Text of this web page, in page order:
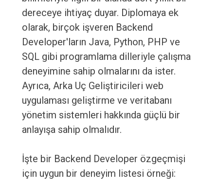
dereceye ihtiyaç duyar. Diplomaya ek
olarak, birçok işveren Backend
Developer'ların Java, Python, PHP ve
SQL gibi programlama dilleriyle çalışma
deneyimine sahip olmalarını da ister.
Ayrıca, Arka Uç Geliştiricileri web
uygulaması geliştirme ve veritabanı
yönetim sistemleri hakkında güçlü bir
anlayışa sahip olmalıdır.
İşte bir Backend Developer özgeçmişi
için uygun bir deneyim listesi örneği: